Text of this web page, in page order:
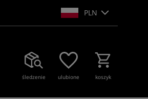
PLN
śledzenie ulubione koszyk